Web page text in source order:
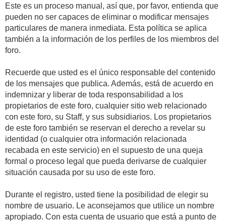
Este es un proceso manual, así que, por favor, entienda que
pueden no ser capaces de eliminar o modificar mensajes
particulares de manera inmediata. Esta política se aplica
también a la información de los perfiles de los miembros del
foro.
Recuerde que usted es el único responsable del contenido
de los mensajes que publica. Además, está de acuerdo en
indemnizar y liberar de toda responsabilidad a los
propietarios de este foro, cualquier sitio web relacionado
con este foro, su Staff, y sus subsidiarios. Los propietarios
de este foro también se reservan el derecho a revelar su
identidad (o cualquier otra información relacionada
recabada en este servicio) en el supuesto de una queja
formal o proceso legal que pueda derivarse de cualquier
situación causada por su uso de este foro.
Durante el registro, usted tiene la posibilidad de elegir su
nombre de usuario. Le aconsejamos que utilice un nombre
apropiado. Con esta cuenta de usuario que está a punto de